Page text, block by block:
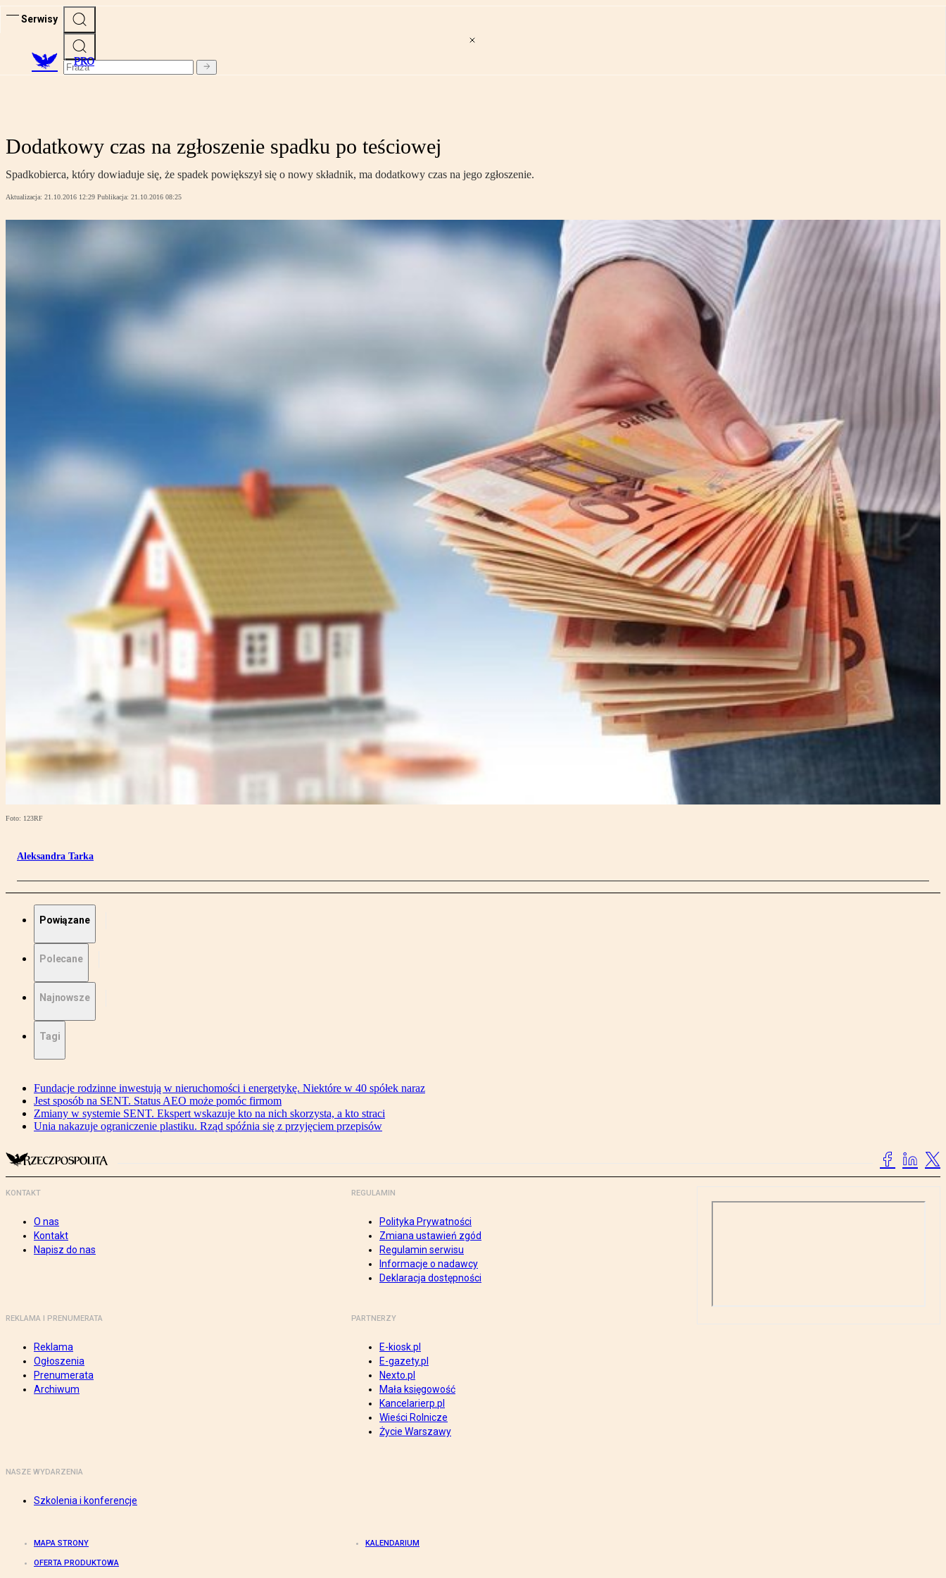
Serwisy
PRO
Dodatkowy czas na zgłoszenie spadku po teściowej
Spadkobierca, który dowiaduje się, że spadek powiększył się o nowy składnik, ma dodatkowy czas na jego zgłoszenie.
Aktualizacja: 21.10.2016 12:29 Publikacja: 21.10.2016 08:25
Foto: 123RF
Aleksandra Tarka
Powiązane
Polecane
Najnowsze
Tagi
Fundacje rodzinne inwestują w nieruchomości i energetykę. Niektóre w 40 spółek naraz
Jest sposób na SENT. Status AEO może pomóc firmom
Zmiany w systemie SENT. Ekspert wskazuje kto na nich skorzysta, a kto straci
Unia nakazuje ograniczenie plastiku. Rząd spóźnia się z przyjęciem przepisów
KONTAKT
O nas
Kontakt
Napisz do nas
REGULAMIN
Polityka Prywatności
Zmiana ustawień zgód
Regulamin serwisu
Informacje o nadawcy
Deklaracja dostępności
REKLAMA I PRENUMERATA
Reklama
Ogłoszenia
Prenumerata
Archiwum
PARTNERZY
E-kiosk.pl
E-gazety.pl
Nexto.pl
Mała księgowość
Kancelarierp.pl
Wieści Rolnicze
Życie Warszawy
NASZE WYDARZENIA
Szkolenia i konferencje
MAPA STRONY KALENDARIUM
OFERTA PRODUKTOWA